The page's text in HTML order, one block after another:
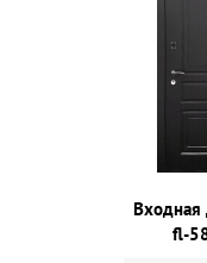
Входная
fl-